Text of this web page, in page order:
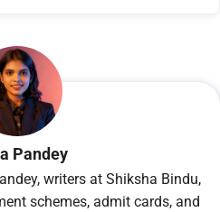
Pandey
writers at Shiksha Bindu,
schemes, admit cards, and